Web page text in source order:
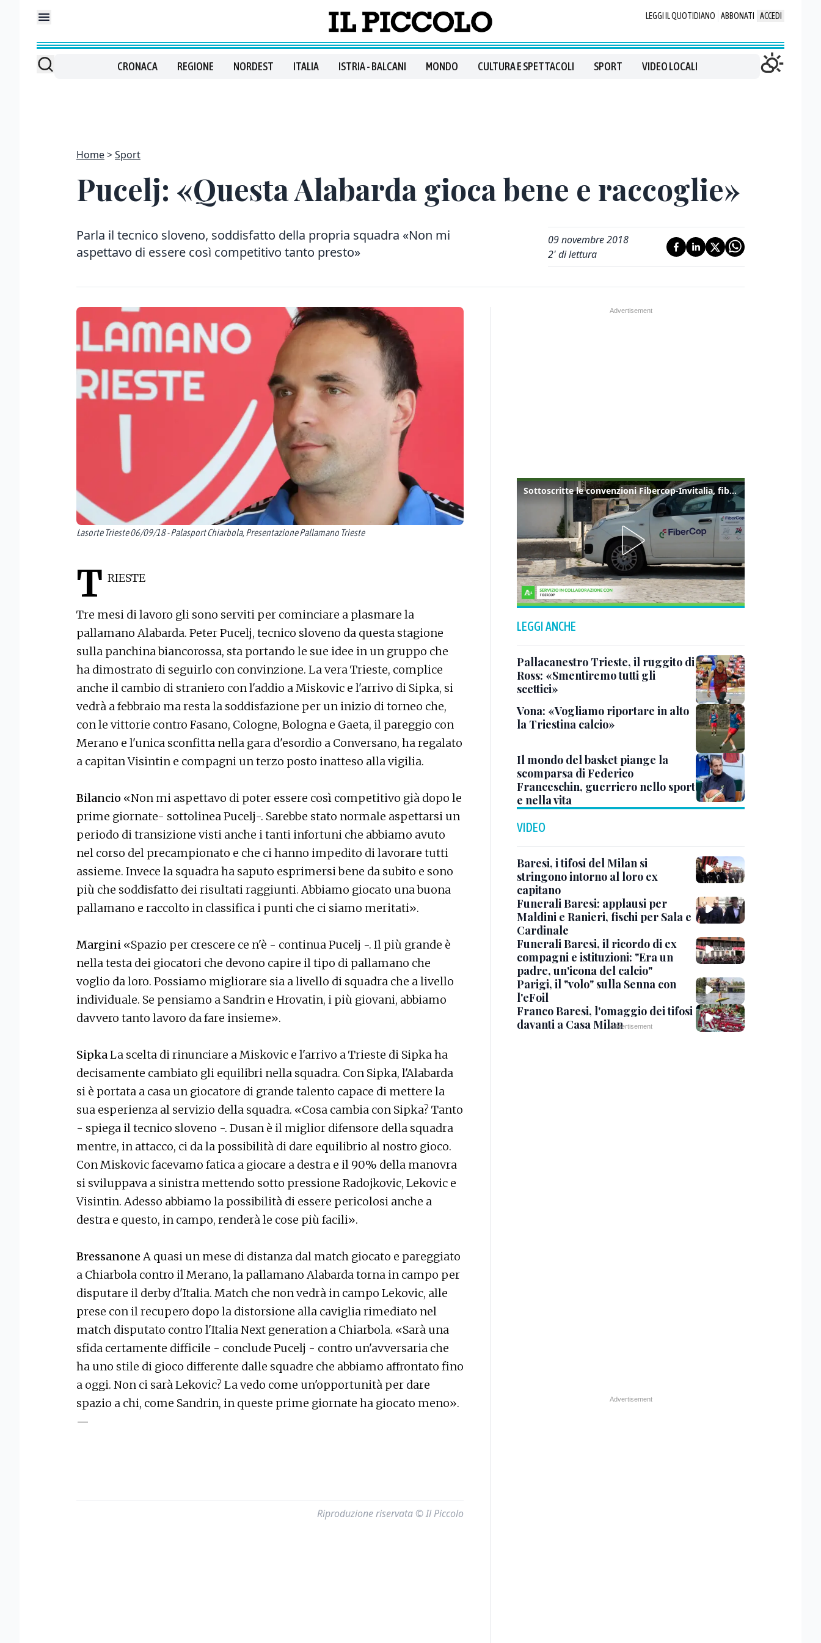
LEGGI IL QUOTIDIANO ABBONATI ACCEDI
CRONACA REGIONE NORDEST ITALIA ISTRIA - BALCANI MONDO CULTURA E SPETTACOLI SPORT VIDEO LOCALI
Home Sport
Pucelj: «Questa Alabarda gioca bene e raccoglie»
Parla il tecnico sloveno, soddisfatto della propria squadra «Non mi
aspettavo di essere così competitivo tanto presto»
09 novembre 2018
2' di lettura
Lasorte Trieste 06/09/18 - Palasport Chiarbola, Presentazione Pallamano Trieste
T RIESTE
Tre mesi di lavoro gli sono serviti per cominciare a plasmare la
pallamano Alabarda. Peter Pucelj, tecnico sloveno da questa stagione
sulla panchina biancorossa, sta portando le sue idee in un gruppo che
ha dimostrato di seguirlo con convinzione. La vera Trieste, complice
anche il cambio di straniero con l'addio a Miskovic e l'arrivo di Sipka, si
vedrà a febbraio ma resta la soddisfazione per un inizio di torneo che,
con le vittorie contro Fasano, Cologne, Bologna e Gaeta, il pareggio con
Merano e l'unica sconfitta nella gara d'esordio a Conversano, ha regalato
a capitan Visintin e compagni un terzo posto inatteso alla vigilia.
Bilancio «Non mi aspettavo di poter essere così competitivo già dopo le
prime giornate- sottolinea Pucelj-. Sarebbe stato normale aspettarsi un
periodo di transizione visti anche i tanti infortuni che abbiamo avuto
nel corso del precampionato e che ci hanno impedito di lavorare tutti
assieme. Invece la squadra ha saputo esprimersi bene da subito e sono
più che soddisfatto dei risultati raggiunti. Abbiamo giocato una buona
pallamano e raccolto in classifica i punti che ci siamo meritati».
Margini «Spazio per crescere ce n'è - continua Pucelj -. Il più grande è
nella testa dei giocatori che devono capire il tipo di pallamano che
voglio da loro. Possiamo migliorare sia a livello di squadra che a livello
individuale. Se pensiamo a Sandrin e Hrovatin, i più giovani, abbiamo
davvero tanto lavoro da fare insieme».
Sipka La scelta di rinunciare a Miskovic e l'arrivo a Trieste di Sipka ha
decisamente cambiato gli equilibri nella squadra. Con Sipka, l'Alabarda
si è portata a casa un giocatore di grande talento capace di mettere la
sua esperienza al servizio della squadra. «Cosa cambia con Sipka? Tanto
- spiega il tecnico sloveno -. Dusan è il miglior difensore della squadra
mentre, in attacco, ci da la possibilità di dare equilibrio al nostro gioco.
Con Miskovic facevamo fatica a giocare a destra e il 90% della manovra
si sviluppava a sinistra mettendo sotto pressione Radojkovic, Lekovic e
Visintin. Adesso abbiamo la possibilità di essere pericolosi anche a
destra e questo, in campo, renderà le cose più facili».
Bressanone A quasi un mese di distanza dal match giocato e pareggiato
a Chiarbola contro il Merano, la pallamano Alabarda torna in campo per
disputare il derby d'Italia. Match che non vedrà in campo Lekovic, alle
prese con il recupero dopo la distorsione alla caviglia rimediato nel
match disputato contro l'Italia Next generation a Chiarbola. «Sarà una
sfida certamente difficile - conclude Pucelj - contro un'avversaria che
ha uno stile di gioco differente dalle squadre che abbiamo affrontato fino
a oggi. Non ci sarà Lekovic? La vedo come un'opportunità per dare
spazio a chi, come Sandrin, in queste prime giornate ha giocato meno».
—
Riproduzione riservata © Il Piccolo
Sottoscritte le convenzioni Fibercop-Invitalia, fibra ottica per 477 mila civici
LEGGI ANCHE
Pallacanestro Trieste, il ruggito di
Ross: «Smentiremo tutti gli
scettici»
Vona: «Vogliamo riportare in alto
la Triestina calcio»
Il mondo del basket piange la
scomparsa di Federico
Franceschin, guerriero nello sport
e nella vita
VIDEO
Baresi, i tifosi del Milan si
stringono intorno al loro ex
capitano
Funerali Baresi: applausi per
Maldini e Ranieri, fischi per Sala e
Cardinale
Funerali Baresi, il ricordo di ex
compagni e istituzioni: "Era un
padre, un'icona del calcio"
Parigi, il "volo" sulla Senna con
l'eFoil
Franco Baresi, l'omaggio dei tifosi
davanti a Casa Milan